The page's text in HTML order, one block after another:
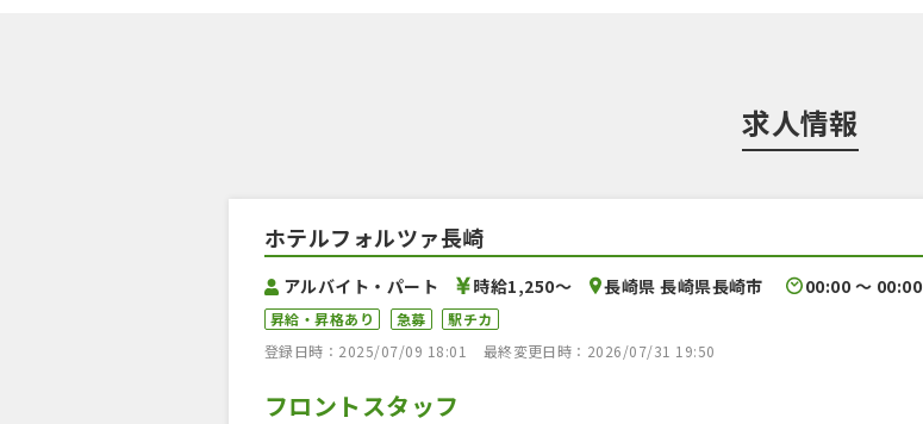
求人情報
ホテルフォルツァ長崎
アルバイト・パート 時給1,250〜 00:00 〜 00:00
長崎県 長崎県長崎市
昇給・昇格あり 急募
駅チカ
登録日時：2025/07/09 18:01
最終変更日時：2026/07/31 19:50
フロントスタッフ